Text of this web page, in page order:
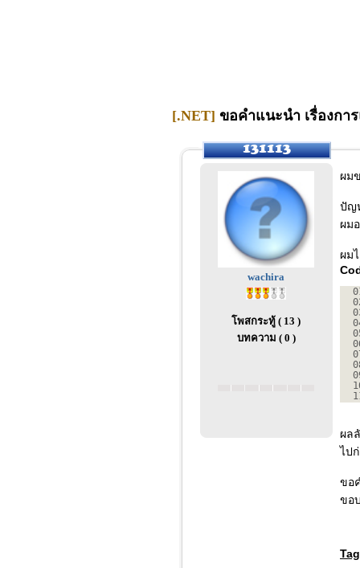
[.NET] ขอคำแนะนำ เรื่องก
wachira
โพสกระทู้ ( 13 )
บทความ ( 0 )
ผม
ปัญ
ผม
ผม
ผล
ไป
ขอ
ขอ
Tag